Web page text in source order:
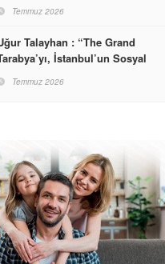
Temmuz 2026
Talayhan : “The Grand
İstanbul’un Sosyal
Haline Getirmeyi
Temmuz 2026